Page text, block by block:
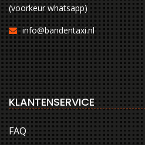
(voorkeur whatsapp)
info@bandentaxi.nl
KLANTENSERVICE
FAQ